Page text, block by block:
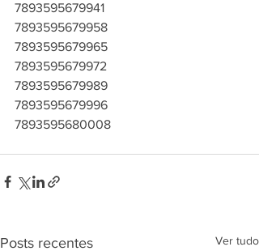
7893595679941
7893595679958
7893595679965
7893595679972
7893595679989
7893595679996
7893595680008
Posts recentes Ver tudo